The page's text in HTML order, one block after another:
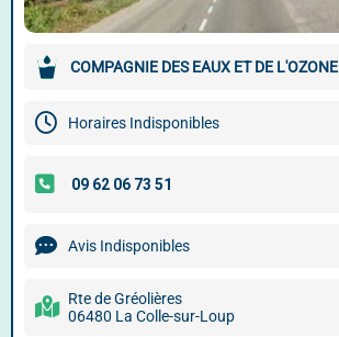
COMPAGNIE DES EAUX ET DE L'OZONE
Horaires Indisponibles
Avis Indisponibles
Rte de Gréolières
06480 La Colle-sur-Loup